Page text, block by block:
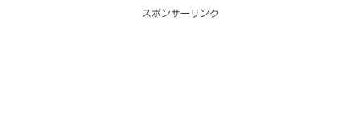
スポンサーリンク